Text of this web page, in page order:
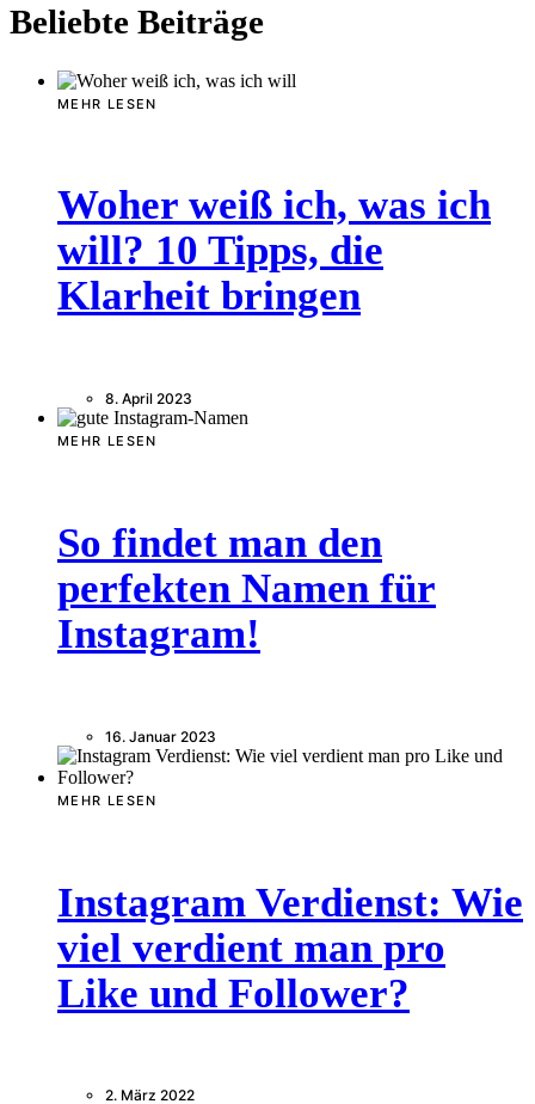
Beliebte Beiträge
MEHR LESEN
Woher weiß ich, was ich
will? 10 Tipps, die
Klarheit bringen
8. April 2023
MEHR LESEN
So findet man den
perfekten Namen für
Instagram!
16. Januar 2023
MEHR LESEN
Instagram Verdienst: Wie
viel verdient man pro
Like und Follower?
2. März 2022